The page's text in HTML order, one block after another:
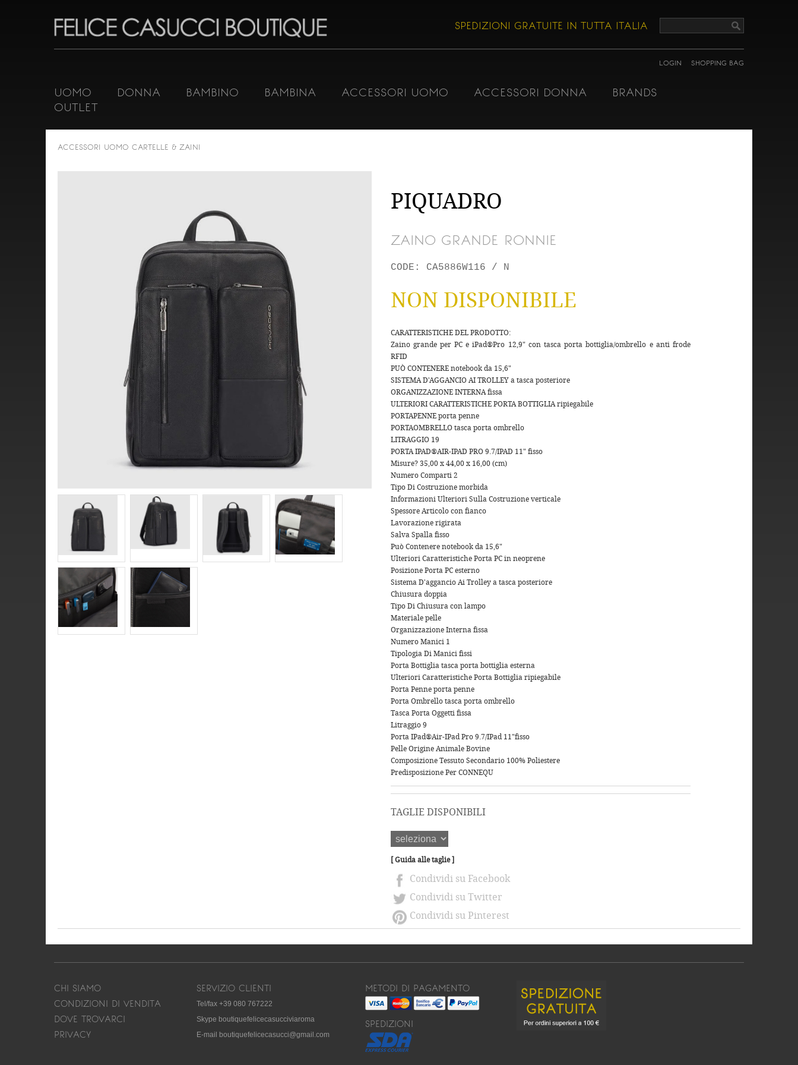
SPEDIZIONI GRATUITE IN TUTTA ITALIA
LOGIN SHOPPING BAG
UOMO DONNA BAMBINO BAMBINA ACCESSORI UOMO ACCESSORI DONNA
BRANDS
OUTLET
ACCESSORI UOMO CARTELLE & ZAINI
PIQUADRO
ZAINO GRANDE RONNIE
CODE: CA5886W116 / N
NON DISPONIBILE
CARATTERISTICHE DEL PRODOTTO:
Zaino grande per PC e iPad®Pro 12,9" con tasca porta bottiglia/ombrello e anti frode
RFID
PUÒ CONTENERE notebook da 15,6"
SISTEMA D'AGGANCIO AI TROLLEY a tasca posteriore
ORGANIZZAZIONE INTERNA fissa
ULTERIORI CARATTERISTICHE PORTA BOTTIGLIA ripiegabile
PORTAPENNE porta penne
PORTAOMBRELLO tasca porta ombrello
LITRAGGIO 19
PORTA IPAD®AIR-IPAD PRO 9.7/IPAD 11" fisso
Misure? 35,00 x 44,00 x 16,00 (cm)
Numero Comparti 2
Tipo Di Costruzione morbida
Informazioni Ulteriori Sulla Costruzione verticale
Spessore Articolo con fianco
Lavorazione rigirata
Salva Spalla fisso
Può Contenere notebook da 15,6"
Ulteriori Caratteristiche Porta PC in neoprene
Posizione Porta PC esterno
Sistema D'aggancio Ai Trolley a tasca posteriore
Chiusura doppia
Tipo Di Chiusura con lampo
Materiale pelle
Organizzazione Interna fissa
Numero Manici 1
Tipologia Di Manici fissi
Porta Bottiglia tasca porta bottiglia esterna
Ulteriori Caratteristiche Porta Bottiglia ripiegabile
Porta Penne porta penne
Porta Ombrello tasca porta ombrello
Tasca Porta Oggetti fissa
Litraggio 9
Porta IPad®Air-IPad Pro 9.7/IPad 11"fisso
Pelle Origine Animale Bovine
Composizione Tessuto Secondario 100% Poliestere
Predisposizione Per CONNEQU
TAGLIE DISPONIBILI
[ Guida alle taglie ]
Condividi su Facebook
Condividi su Twitter
Condividi su Pinterest
CHI SIAMO
CONDIZIONI DI VENDITA
DOVE TROVARCI
PRIVACY
SERVIZIO CLIENTI
Tel/fax +39 080 767222
Skype boutiquefelicecasucciviaroma
E-mail boutiquefelicecasucci@gmail.com
METODI DI PAGAMENTO
SPEDIZIONI